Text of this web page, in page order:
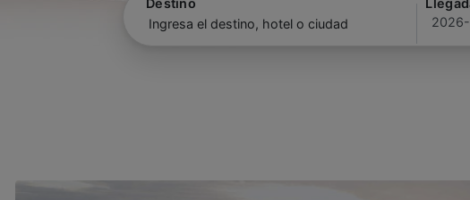
Destino
Ingresa el destino, hotel o ciudad